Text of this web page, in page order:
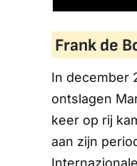
Frank de
In december
ontslagen
keer op rij
aan zijn